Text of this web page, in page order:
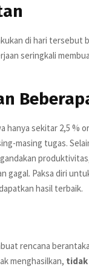
di hari tersebut
seringkali
hanya sekitar 2,5 %
masing tugas.
gagal. Paksa diri
hasil terbaik.
rencana
menghasilkan,